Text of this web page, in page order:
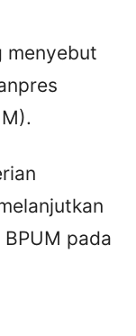
menyebut
pada